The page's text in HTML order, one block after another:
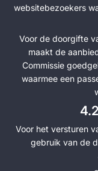
websitebezoekers
Voor de doorgifte
maakt de
Commissie
waarmee een
Voor het versturen
gebruik van de